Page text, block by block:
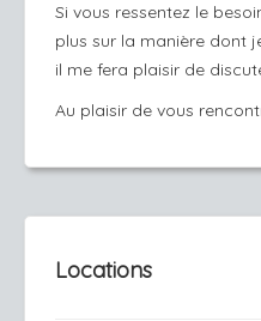
Si vous ressentez le
plus sur la manière dont
il me fera plaisir de
Au plaisir de vous
Locations